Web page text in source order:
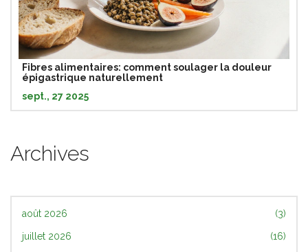
Fibres alimentaires: comment soulager la douleur
épigastrique naturellement
sept., 27 2025
Archives
août 2026 (3)
juillet 2026 (16)